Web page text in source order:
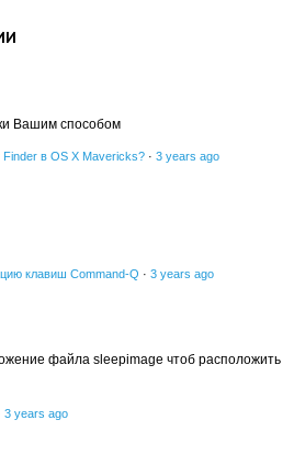
Вашим способом
Finder в OS X Mavericks? · 3 years ago
клавиш Command-Q · 3 years ago
файла sleepimage чтоб расположить
3 years ago